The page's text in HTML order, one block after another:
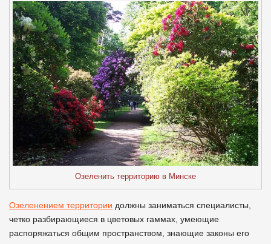
Озеленить территорию в Минске
Озеленением территории должны заниматься специалисты,
четко разбирающиеся в цветовых гаммах, умеющие
распоряжаться общим пространством, знающие законы его